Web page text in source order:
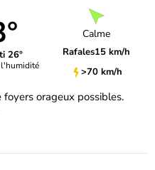
26°
l'humidité
Calme
Rafales15 km/h
>70 km/h
orageux possibles.